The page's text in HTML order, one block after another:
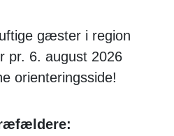
gæster i region
pr. 6. august 2026
orienteringsside!